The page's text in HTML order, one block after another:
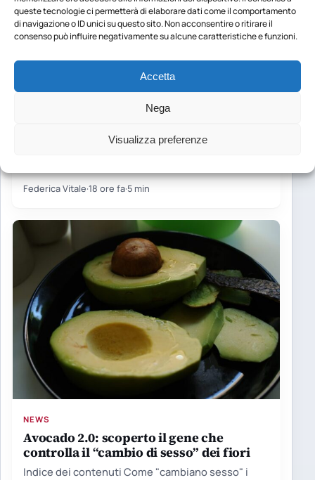
queste tecnologie ci permetterà di elaborare dati come il comportamento
di navigazione o ID unici su questo sito. Non acconsentire o ritirare il
consenso può influire negativamente su alcune caratteristiche e funzioni.
Accetta
Nega
Visualizza preferenze
Colazione e adolescenti: uno studio
conferma i benefici del primo pasto
cento giovani Le proteine…
Federica Vitale·18 ore fa·5 min
NEWS
Avocado 2.0: scoperto il gene che
controlla il “cambio di sesso” dei fiori
Indice dei contenuti Come "cambiano sesso" i